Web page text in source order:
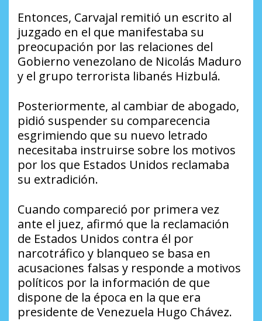
Entonces, Carvajal remitió un escrito al
juzgado en el que manifestaba su
preocupación por las relaciones del
Gobierno venezolano de Nicolás Maduro
y el grupo terrorista libanés Hizbulá.
Posteriormente, al cambiar de abogado,
pidió suspender su comparecencia
esgrimiendo que su nuevo letrado
necesitaba instruirse sobre los motivos
por los que Estados Unidos reclamaba
su extradición.
Cuando compareció por primera vez
ante el juez, afirmó que la reclamación
de Estados Unidos contra él por
narcotráfico y blanqueo se basa en
acusaciones falsas y responde a motivos
políticos por la información de que
dispone de la época en la que era
presidente de Venezuela Hugo Chávez.